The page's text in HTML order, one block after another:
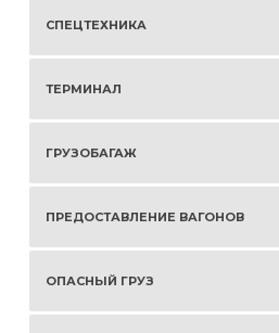
СПЕЦТЕХНИКА
ТЕРМИНАЛ
ГРУЗОБАГАЖ
ПРЕДОСТАВЛЕНИЕ ВАГОНОВ
ОПАСНЫЙ ГРУЗ